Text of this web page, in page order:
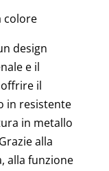
colore
design
e il
il
in resistente
in metallo
alla
alla funzione